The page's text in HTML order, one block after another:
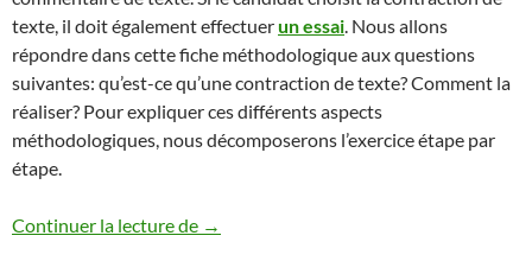
texte, il doit également effectuerun essai. Nous allons
répondre dans cette fiche méthodologique aux questions
suivantes: qu’est-ce qu’une contraction de texte? Comment la
réaliser? Pour expliquer ces différents aspects
méthodologiques, nous décomposerons l’exercice étape par
étape.
Continuer la lecture de CONTRACTION DE TEXTE
→